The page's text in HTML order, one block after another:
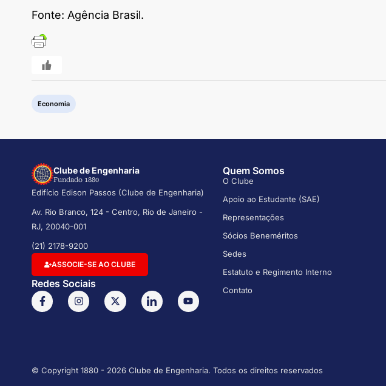
Fonte: Agência Brasil.
Economia
Clube de Engenharia
Fundado 1880
Edifício Edison Passos (Clube de Engenharia)
Av. Rio Branco, 124 - Centro, Rio de Janeiro -
RJ, 20040-001
(21) 2178-9200
ASSOCIE-SE AO CLUBE
Redes Sociais
Quem Somos
O Clube
Apoio ao Estudante (SAE)
Representações
Sócios Beneméritos
Sedes
Estatuto e Regimento Interno
Contato
© Copyright 1880 - 2026 Clube de Engenharia. Todos os direitos reservados